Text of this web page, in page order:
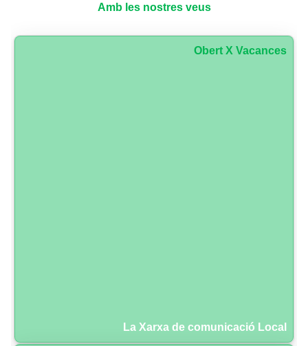
Amb les nostres veus
Obert X Vacances
La Xarxa de comunicació Local